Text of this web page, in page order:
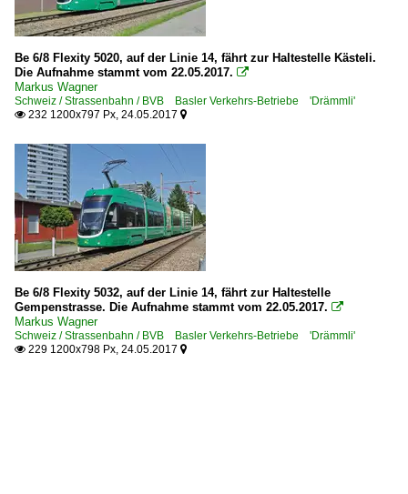
Be 6/8 Flexity 5020, auf der Linie 14, fährt zur Haltestelle Kästeli.
Die Aufnahme stammt vom 22.05.2017. 
Markus Wagner
Schweiz / Strassenbahn / BVB Basler Verkehrs-Betriebe 'Drämmli'
 232 1200x797 Px, 24.05.2017 
Be 6/8 Flexity 5032, auf der Linie 14, fährt zur Haltestelle
Gempenstrasse. Die Aufnahme stammt vom 22.05.2017. 
Markus Wagner
Schweiz / Strassenbahn / BVB Basler Verkehrs-Betriebe 'Drämmli'
 229 1200x798 Px, 24.05.2017 